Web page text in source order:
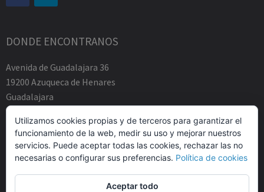
DONDE ENCONTRANOS
Avenida de Guadalajara 36
19200 Azuqueca de Henares
Guadalajara
Tfno.-+34 949883219
contacto@abogadosfda.eu
Mañanas de 10:00a 14:00
Tardes de 17:00 a 20:00
Utilizamos cookies propias y de terceros para garantizar el
funcionamiento de la web, medir su uso y mejorar nuestros
servicios. Puede aceptar todas las cookies, rechazar las no
necesarias o configurar sus preferencias. Política de cookies
Aceptar todo